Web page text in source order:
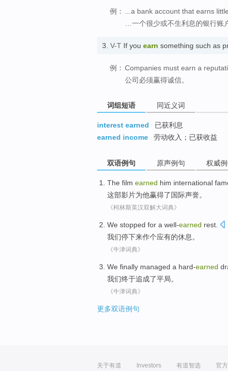
例：
...a bank account that earns
…一个很少或不生利息的银行账
3. V-T If you earn something such as
例： Companies must earn a
公司必须赢得诚信。
词组短语 同近义词
interest earned
已获利息
earned income
劳动收入；已获收益
双语例句 原声例句 权威
The film earned him international
这部影片为他赢得了 国际声誉。
《柯林斯英汉双解大词典》
We stopped for a well-earned rest
我们停下来作个应有的休息。
《牛津词典》
We finally managed a hard-earned
我们终于追成了平局。
《牛津词典》
更多双语例句
关于有道 Investors 有道智选 官